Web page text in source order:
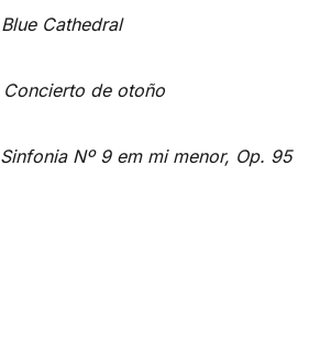
Blue Cathedral
Concierto de otoño
Sinfonia Nº 9 em mi menor, Op. 95